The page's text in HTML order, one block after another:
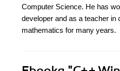
Computer Science. He has
developer and as a teacher in
mathematics for many years.